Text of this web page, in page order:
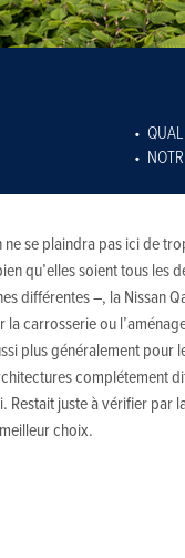
ne se plaindra pas ici de
qu’elles soient tous les
différentes –, la Nissan
la carrosserie ou
plus généralement pour
complétement
Restait juste à vérifier par
choix.